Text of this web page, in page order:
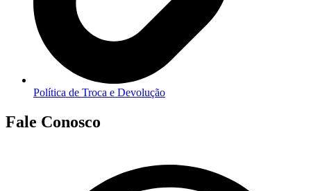
Política de Troca e Devolução
Fale Conosco